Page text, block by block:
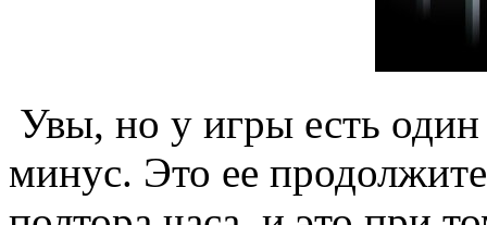
Увы, но у игры есть
минус. Это ее